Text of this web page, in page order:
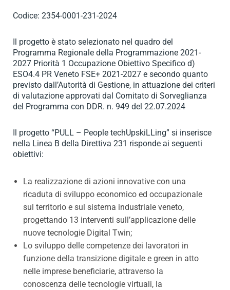
Codice: 2354-0001-231-2024
Il progetto è stato selezionato nel quadro del
Programma Regionale della Programmazione 2021-
2027 Priorità 1 Occupazione Obiettivo Specifico d)
ESO4.4 PR Veneto FSE+ 2021-2027 e secondo quanto
previsto dall’Autorità di Gestione, in attuazione dei criteri
di valutazione approvati dal Comitato di Sorveglianza
del Programma con DDR. n. 949 del 22.07.2024
Il progetto “PULL – People techUpskiLLing” si inserisce
nella Linea B della Direttiva 231 risponde ai seguenti
obiettivi:
La realizzazione di azioni innovative con una
ricaduta di sviluppo economico ed occupazionale
sul territorio e sul sistema industriale veneto,
progettando 13 interventi sull’applicazione delle
nuove tecnologie Digital Twin;
Lo sviluppo delle competenze dei lavoratori in
funzione della transizione digitale e green in atto
nelle imprese beneficiarie, attraverso la
conoscenza delle tecnologie virtuali, la